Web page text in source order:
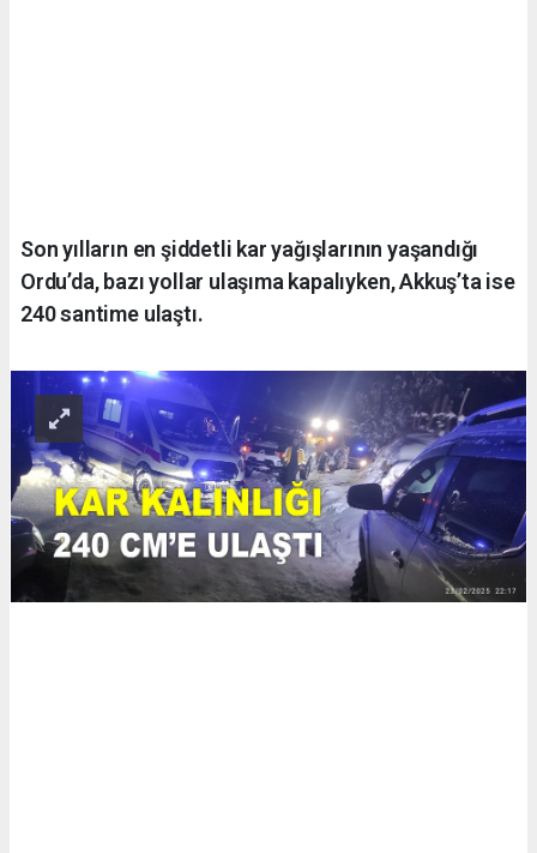
Son yılların en şiddetli kar yağışlarının yaşandığı
Ordu’da, bazı yollar ulaşıma kapalıyken, Akkuş’ta ise
240 santime ulaştı.